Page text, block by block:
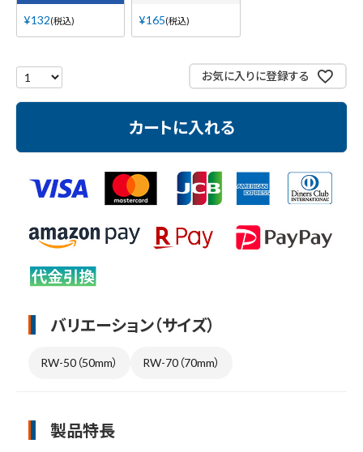
現場安全・運搬
¥132 税込 ¥165 税込
お気に入りに登録する
カートに入れる
バリエーション（サイズ）
RW-50（50mm） RW-70（70mm）
製品特長